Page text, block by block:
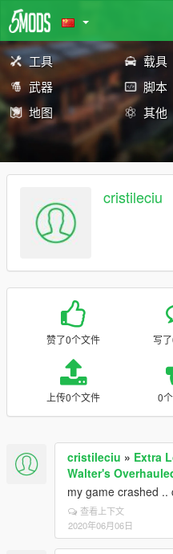
工具 载具
武器
脚本
地图
其他
cristileciu
赞了0个文件 写
上传0个文件 0
cristileciu » Extra
Walter's
my game crashed
查看上下文
2020年06月06日